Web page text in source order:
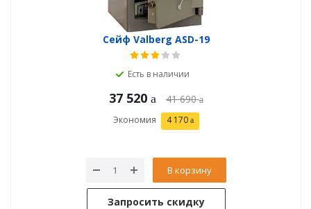
Сейф Valberg ASD-19
Есть в наличии
37 520 41 690
Экономия 4 170
В корзину
Запросить скидку